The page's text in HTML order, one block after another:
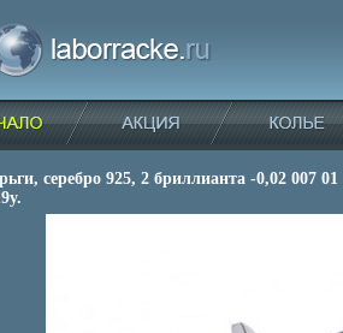
серебро 925, 2 бриллианта -0,02 007